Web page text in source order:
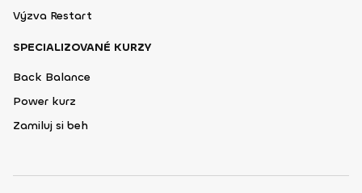
Výzva Restart
SPECIALIZOVANÉ KURZY
Back Balance
Power kurz
Zamiluj si beh